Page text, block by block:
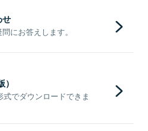
せ
にお答えします。
でダウンロードできま